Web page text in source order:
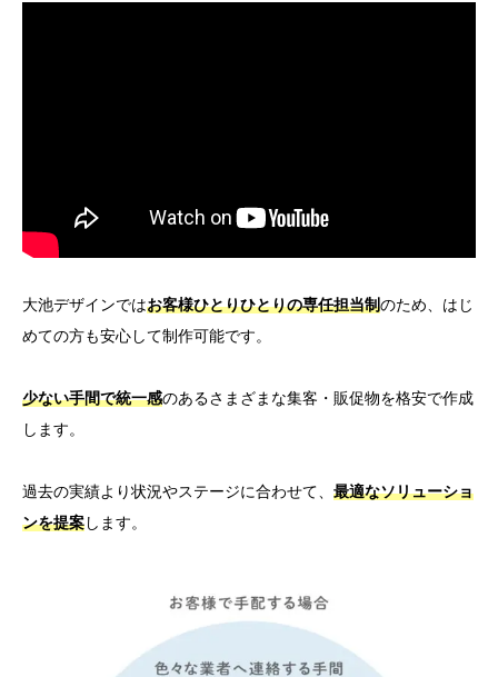
大池デザインではお客様ひとりひとりの専任担当制のため、はじ
めての方も安心して制作可能です。
少ない手間で統一感のあるさまざまな集客・販促物を格安で作成
します。
過去の実績より状況やステージに合わせて、 最適なソリューショ
ンを提案します。